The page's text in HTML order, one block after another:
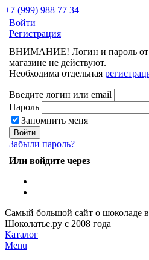
+7 (999) 988 77 34
Войти
Регистрация
ВНИМАНИЕ! Логин и пароль от
магазине не действуют.
Необходима отдельная
Введите логин или email
Пароль
Запомнить меня
Забыли пароль?
Или войдите через
Самый большой сайт о шоколаде
Шоколатье.ру с 2008 года
Каталог
Menu